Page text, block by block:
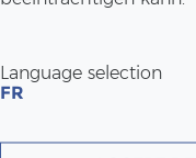
Language selection
FR